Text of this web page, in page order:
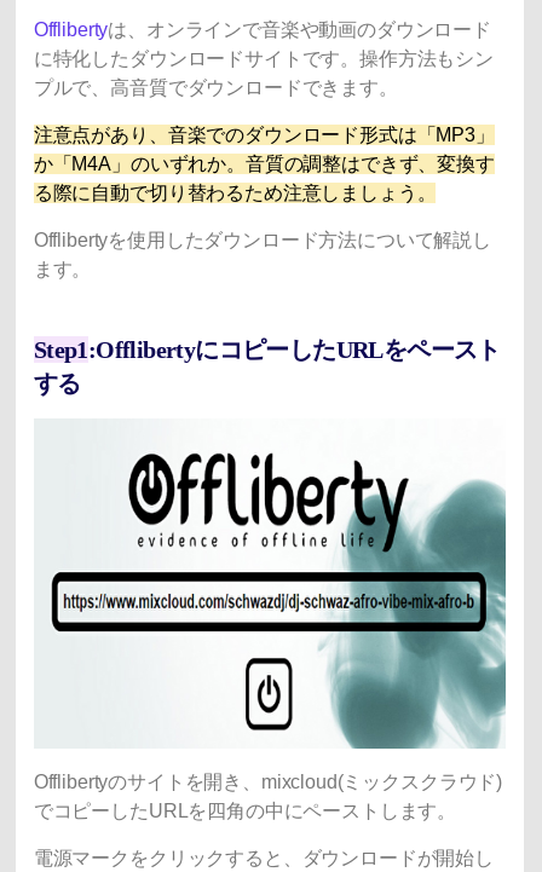
Offlibertyは、オンラインで音楽や動画のダウンロード
に特化したダウンロードサイトです。操作方法もシン
プルで、高音質でダウンロードできます。
注意点があり、音楽でのダウンロード形式は「MP3」
か「M4A」のいずれか。音質の調整はできず、変換す
る際に自動で切り替わるため注意しましょう。
Offlibertyを使用したダウンロード方法について解説し
ます。
Step1:OfflibertyにコピーしたURLをペースト
する
Offlibertyのサイトを開き、mixcloud(ミックスクラウド)
でコピーしたURLを四角の中にペーストします。
電源マークをクリックすると、ダウンロードが開始し